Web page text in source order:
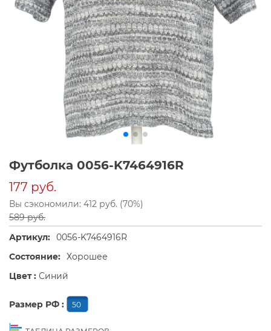
Футболка 0056-K7464916R
177 руб.
Вы сэкономили: 412 руб. (70%)
589 руб.
Артикул: 0056-K7464916R
Состояние: Хорошее
Цвет : Синий
Размер РФ : 50